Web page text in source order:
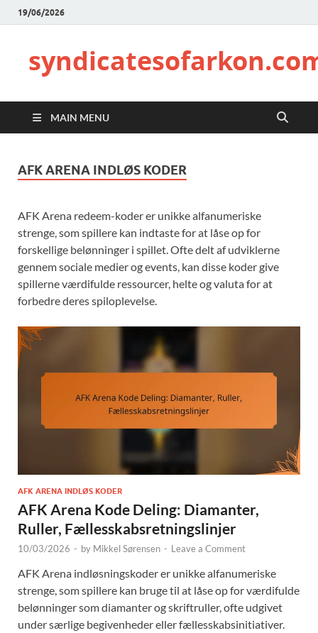
19/06/2026
MAIN MENU
AFK ARENA INDLØS KODER
AFK Arena redeem-koder er unikke alfanumeriske
strenge, som spillere kan indtaste for at låse op for
forskellige belønninger i spillet. Ofte delt af udviklerne
gennem sociale medier og events, kan disse koder give
spillerne værdifulde ressourcer, helte og valuta for at
forbedre deres spiloplevelse.
AFK ARENA INDLØS KODER
AFK Arena Kode Deling: Diamanter,
Ruller, Fællesskabsretningslinjer
10/03/2026 - by Mikkel Sørensen - Leave a Comment
AFK Arena indløsningskoder er unikke alfanumeriske
strenge, som spillere kan bruge til at låse op for værdifulde
belønninger som diamanter og skriftruller, ofte udgivet
under særlige begivenheder eller fællesskabsinitiativer.